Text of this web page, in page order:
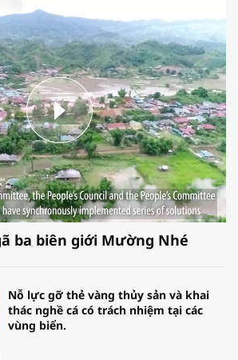
ba biên giới Mường Nhé
Nỗ lực gỡ thẻ vàng thủy sản và khai
thác nghề cá có trách nhiệm tại các
vùng biển.